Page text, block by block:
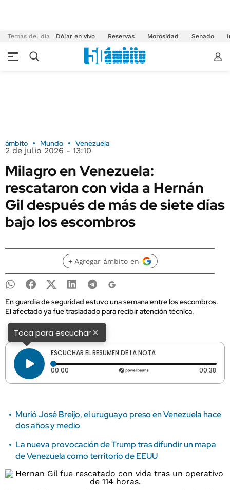
Temas del día Dólar en vivo Reservas Morosidad Senado
ámbito Mundo Venezuela
2 de julio 2026 - 13:10
Milagro en Venezuela:
rescataron con vida a Hernán
Gil después de más de siete días
bajo los escombros
+ Agregar ámbito en
En guardia de seguridad estuvo una semana entre los escombros.
El afectado ya fue trasladado para recibir atención técnica.
Toca para escuchar×
ESCUCHAR EL RESUMEN DE LA NOTA
00:00 Tiempo transcurrido: 0 segundos 00:38
Murió José Breijo, el uruguayo preso en Venezuela hace
dos años y medio
La nueva provocación de Trump tras difundir un mapa
de Venezuela como territorio de EEUU